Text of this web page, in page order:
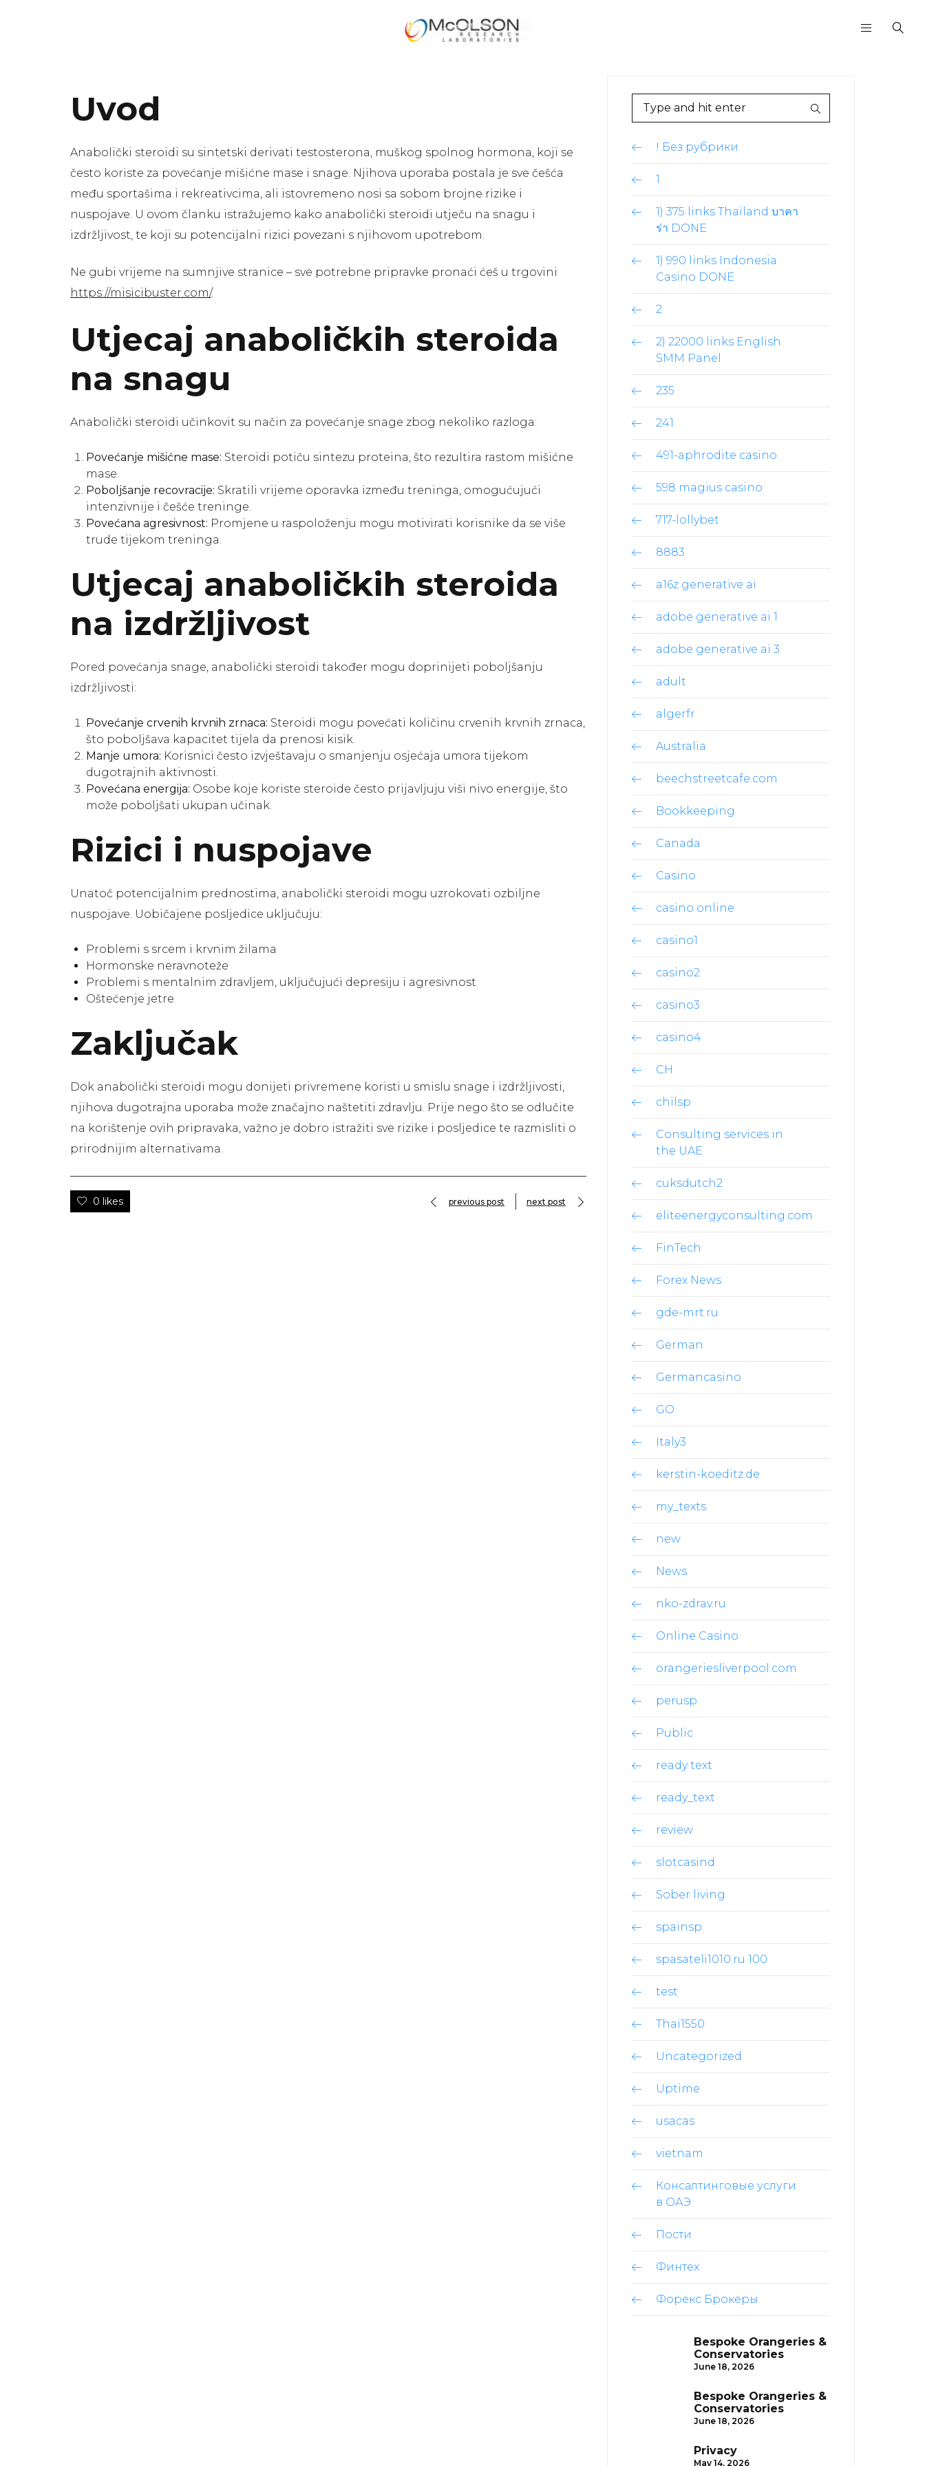
Uvod
Anabolički steroidi su sintetski derivati testosterona, muškog spolnog hormona, koji se
često koriste za povećanje mišićne mase i snage. Njihova uporaba postala je sve češća
među sportašima i rekreativcima, ali istovremeno nosi sa sobom brojne rizike i
nuspojave. U ovom članku istražujemo kako anabolički steroidi utječu na snagu i
izdržljivost, te koji su potencijalni rizici povezani s njihovom upotrebom.
Ne gubi vrijeme na sumnjive stranice – sve potrebne pripravke pronaći ćeš u trgovini
https://misicibuster.com/.
Utjecaj anaboličkih steroida
na snagu
Anabolički steroidi učinkovit su način za povećanje snage zbog nekoliko razloga:
Povećanje mišićne mase: Steroidi potiču sintezu proteina, što rezultira rastom mišićne
mase.
Poboljšanje recovracije: Skratili vrijeme oporavka između treninga, omogućujući
intenzivnije i češće treninge.
Povećana agresivnost: Promjene u raspoloženju mogu motivirati korisnike da se više
trude tijekom treninga.
Utjecaj anaboličkih steroida
na izdržljivost
Pored povećanja snage, anabolički steroidi također mogu doprinijeti poboljšanju
izdržljivosti:
Povećanje crvenih krvnih zrnaca: Steroidi mogu povećati količinu crvenih krvnih zrnaca,
što poboljšava kapacitet tijela da prenosi kisik.
Manje umora: Korisnici često izvještavaju o smanjenju osjećaja umora tijekom
dugotrajnih aktivnosti.
Povećana energija: Osobe koje koriste steroide često prijavljuju viši nivo energije, što
može poboljšati ukupan učinak.
Rizici i nuspojave
Unatoč potencijalnim prednostima, anabolički steroidi mogu uzrokovati ozbiljne
nuspojave. Uobičajene posljedice uključuju:
Problemi s srcem i krvnim žilama
Hormonske neravnoteže
Problemi s mentalnim zdravljem, uključujući depresiju i agresivnost
Oštećenje jetre
Zaključak
Dok anabolički steroidi mogu donijeti privremene koristi u smislu snage i izdržljivosti,
njihova dugotrajna uporaba može značajno naštetiti zdravlju. Prije nego što se odlučite
na korištenje ovih pripravaka, važno je dobro istražiti sve rizike i posljedice te razmisliti o
prirodnijim alternativama.
0 likes previous post next post
! Без рубрики
1
1) 375 links Thailand บาคา
ร่า DONE
1) 990 links Indonesia
Casino DONE
2
2) 22000 links English
SMM Panel
235
241
491-aphrodite casino
598 magius casino
717-lollybet
8883
a16z generative ai
adobe generative ai 1
adobe generative ai 3
adult
algerfr
Australia
beechstreetcafe.com
Bookkeeping
Canada
Casino
casino online
casino1
casino2
casino3
casino4
CH
chilsp
Consulting services in
the UAE
cuksdutch2
eliteenergyconsulting.com
FinTech
Forex News
gde-mrt.ru
German
Germancasino
GO
Italy3
kerstin-koeditz.de
my_texts
new
News
nko-zdrav.ru
Online Casino
orangeriesliverpool.com
perusp
Public
ready text
ready_text
review
slotcasind
Sober living
spainsp
spasateli1010.ru 100
test
Thai1550
Uncategorized
Uptime
usacas
vietnam
Консалтинговые услуги
в ОАЭ
Пости
Финтех
Форекс Брокеры
Bespoke Orangeries &
Conservatories
June 18, 2026
Bespoke Orangeries &
Conservatories
June 18, 2026
Privacy
May 14, 2026